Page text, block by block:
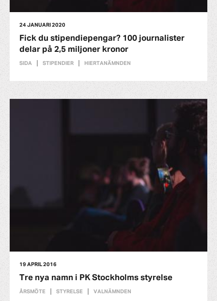
24 JANUARI 2020
Fick du stipendiepengar? 100 journalister
delar på 2,5 miljoner kronor
SIDA STIPENDIER HIERTANÄMNDEN
19 APRIL 2016
Tre nya namn i PK Stockholms styrelse
ÅRSMÖTE STYRELSE VALNÄMNDEN